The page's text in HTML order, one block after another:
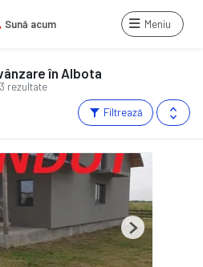
Sună acum Meniu
3 rezultate
în Albota
Filtrează
Next